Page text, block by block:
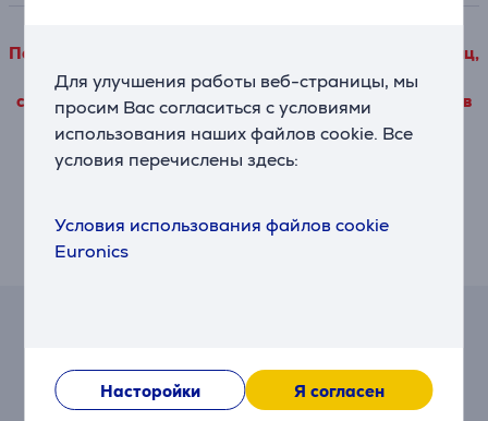
Для улучшения работы веб-страницы, мы
просим Вас согласиться с условиями
использования наших файлов cookie. Все
условия перечислены здесь:
Условия использования файлов cookie
Euronics
Насторойки Я согласен
Подробные данные о товаре, исходящие от третьих лиц,
можно просмотреть только в том случае, если Вы
согласитесь с условиями использования наших файлов
cookie.
Примерный размер ежемесячного платежа